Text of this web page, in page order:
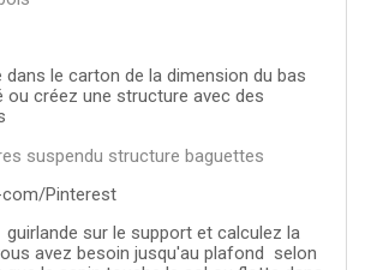
dans le carton de la dimension du bas
ou créez une structure avec des
Pinterest
sur le support et calculez la
avez besoin jusqu'au plafond selon